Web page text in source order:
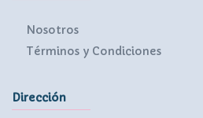
Nosotros
Términos y Condiciones
Dirección